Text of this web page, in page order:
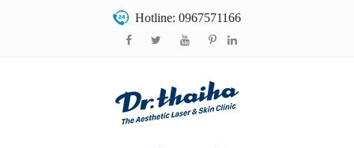
Hotline: 0967571166